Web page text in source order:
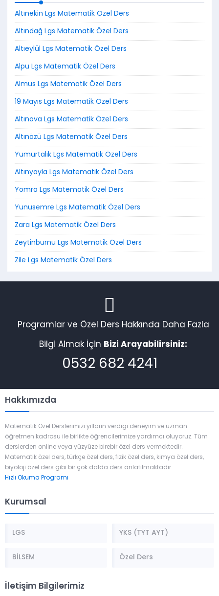
Altınekin Lgs Matematik Özel Ders
Altındağ Lgs Matematik Özel Ders
Altıeylül Lgs Matematik Özel Ders
Alpu Lgs Matematik Özel Ders
Almus Lgs Matematik Özel Ders
19 Mayıs Lgs Matematik Özel Ders
Altınova Lgs Matematik Özel Ders
Altınözü Lgs Matematik Özel Ders
Yumurtalık Lgs Matematik Özel Ders
Altınyayla Lgs Matematik Özel Ders
Yomra Lgs Matematik Özel Ders
Yunusemre Lgs Matematik Özel Ders
Zara Lgs Matematik Özel Ders
Zeytinburnu Lgs Matematik Özel Ders
Zile Lgs Matematik Özel Ders
Programlar ve Özel Ders Hakkında Daha Fazla
Bilgi Almak İçin Bizi Arayabilirsiniz:
0532 682 4241
Hakkımızda
Matematik Özel Derslerimizi yılların verdiği deneyim ve uzman
öğretmen kadrosu ile birlikte öğrencilerimize yardımcı oluyoruz. Tüm
derslerden online veya yüzyüze birebir özel ders vermektedir.
Matematik özel ders, türkçe özel ders, fizik özel ders, kimya özel ders,
biyoloji özel ders gibi bir çok dalda ders anlatılmaktadır.
Hızlı Okuma Programı
Kurumsal
LGS YKS (TYT AYT)
BİLSEM Özel Ders
İletişim Bilgilerimiz